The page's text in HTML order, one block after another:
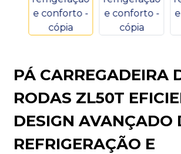
PÁ CARREGADEIRA
RODAS ZL50T
DESIGN AVANÇADO
REFRIGERAÇÃO E